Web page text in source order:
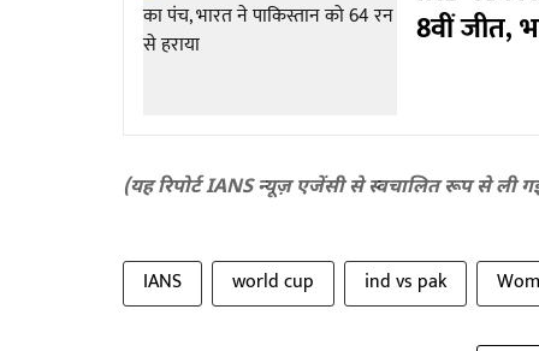
8वीं जीत,
(यह रिपोर्ट IANS न्यूज़ एजेंसी से स्वचालित रूप से ली
IANS world cup ind vs pak